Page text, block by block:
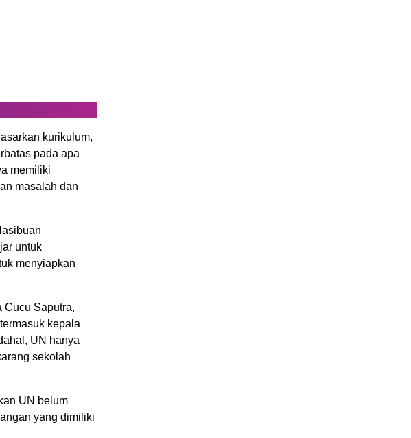
kurikulum,
pada apa
memiliki
masalah dan
untuk
menyiapkan
Cucu Saputra,
kepala
UN hanya
sekolah
UN belum
yang dimiliki